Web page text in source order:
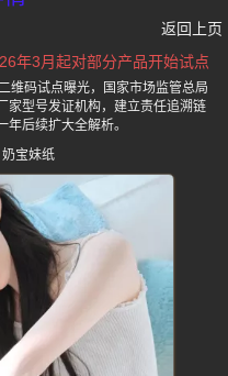
返回上页
年3月起对部分产品开始试点
维码试点曝光，国家市场监管总局
家型号发证机构，建立责任追溯链
后续扩大全解析。
奶宝妹纸